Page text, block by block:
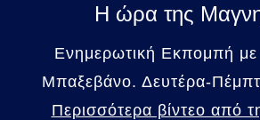
Η ώρα της
Ενημερωτική Εκπομπή
Μπαξεβάνο. Δευτέρα-
Περισσότερα βίντεο από